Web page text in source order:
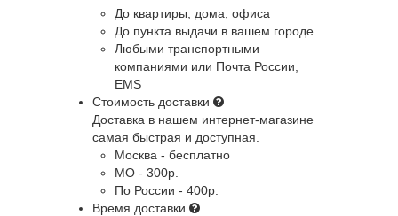
До квартиры, дома, офиса
До пункта выдачи в вашем городе
Любыми транспортными
компаниями или Почта России,
EMS
Стоимость доставки
Доставка в нашем интернет-магазине
самая быстрая и доступная.
Москва - бесплатно
МО - 300р.
По России - 400р.
Время доставки